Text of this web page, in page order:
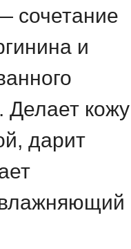
сочетание
и
Делает кожу
дарит